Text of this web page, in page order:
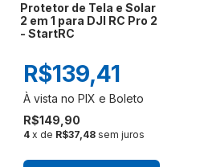
Protetor de Tela e Solar
2 em 1 para DJI RC Pro 2
- StartRC
R$149,90
R$139,41
4 x de R$37,48 sem juros